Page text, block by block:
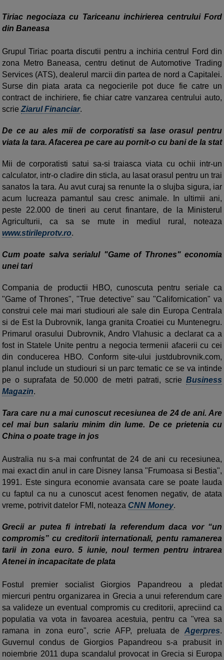
Tiriac negociaza cu Tariceanu inchirierea centrului Ford
din Baneasa
Grupul Tiriac poarta discutii pentru a inchiria centrul Ford din
zona Metro Baneasa, centru detinut de Automotive Trading
Services (ATS), dealerul marcii din partea de nord a Capitalei.
Surse din piata arata ca negocierile pot duce fie catre un
contract de inchiriere, fie chiar catre vanzarea centrului auto,
scrie Ziarul Financiar.
De ce au ales mii de corporatisti sa lase orasul pentru
viata la tara. Afacerea pe care au pornit-o cu bani de la stat
Mii de corporatisti satui sa-si traiasca viata cu ochii intr-un
calculator, intr-o cladire din sticla, au lasat orasul pentru un trai
sanatos la tara. Au avut curaj sa renunte la o slujba sigura, iar
acum lucreaza pamantul sau cresc animale. In ultimii ani,
peste 22.000 de tineri au cerut finantare, de la Ministerul
Agriculturii, ca sa se mute in mediul rural, noteaza
www.stirileprotv.ro.
Cum poate salva serialul "Game of Thrones" economia
unei tari
Compania de productii HBO, cunoscuta pentru seriale ca
"Game of Thrones", "True detective" sau "Californication" va
construi cele mai mari studiouri ale sale din Europa Centrala
si de Est la Dubrovnik, langa granita Croatiei cu Muntenegru.
Primarul orasului Dubrovnik, Andro Vlahusic a declarat ca a
fost in Statele Unite pentru a negocia termenii afacerii cu cei
din conducerea HBO. Conform site-ului justdubrovnik.com,
planul include un studiouri si un parc tematic ce se va intinde
pe o suprafata de 50.000 de metri patrati, scrie Business
Magazin.
Tara care nu a mai cunoscut recesiunea de 24 de ani. Are
cel mai bun salariu minim din lume. De ce prietenia cu
China o poate trage in jos
Australia nu s-a mai confruntat de 24 de ani cu recesiunea,
mai exact din anul in care Disney lansa "Frumoasa si Bestia",
1991. Este singura economie avansata care se poate lauda
cu faptul ca nu a cunoscut acest fenomen negativ, de atata
vreme, potrivit datelor FMI, noteaza CNN Money.
Grecii ar putea fi intrebati la referendum daca vor “un
compromis” cu creditorii internationali, pentu ramanerea
tarii in zona euro. 5 iunie, noul termen pentru intrarea
Atenei in incapacitate de plata
Fostul premier socialist Giorgios Papandreou a pledat
miercuri pentru organizarea in Grecia a unui referendum care
sa valideze un eventual compromis cu creditorii, apreciind ca
populatia va vota in favoarea acestuia, pentru ca "vrea sa
ramana in zona euro", scrie AFP, preluata de Agerpres.
Guvernul condus de Giorgios Papandreou s-a prabusit in
noiembrie 2011 dupa scandalul provocat in Grecia si Europa